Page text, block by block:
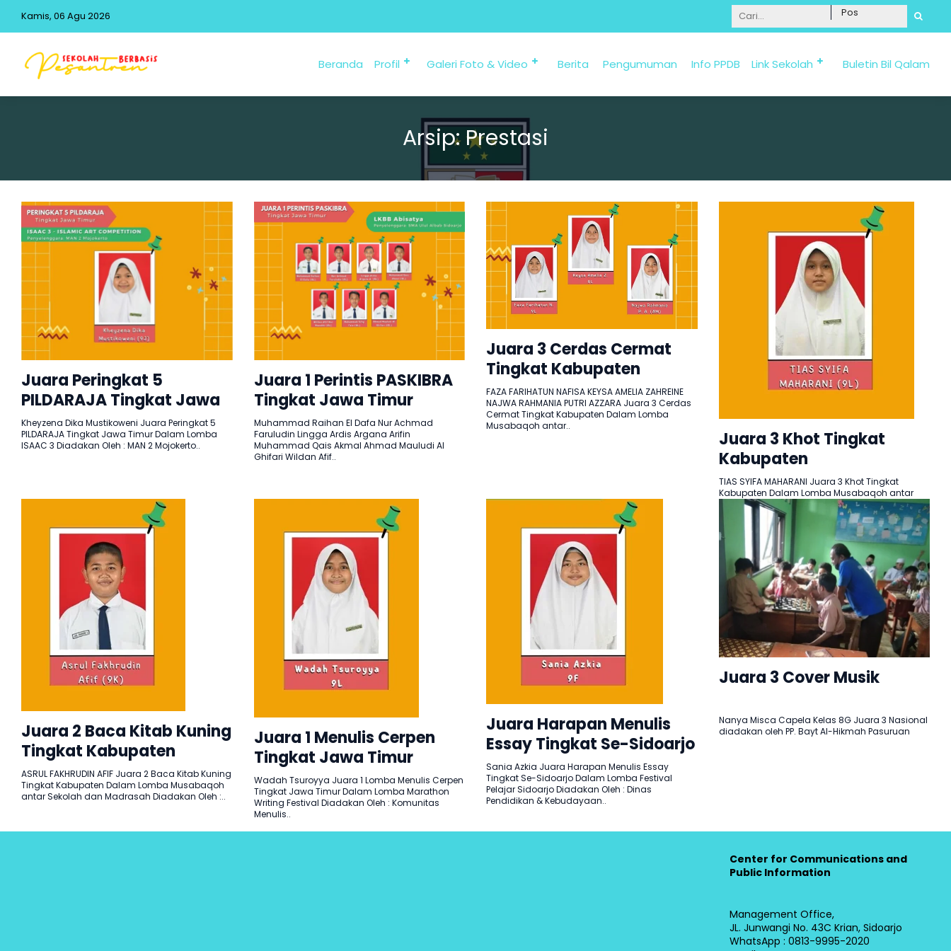
Kamis, 06 Agu 2026 Informasi Penerimaan Santri Baru 2025/2026
Beranda Profil Galeri Foto & Video Berita Pengumuman Info PPDB Link Sekolah Buletin Bil Qalam
Arsip:Prestasi
Juara Peringkat 5
PILDARAJA Tingkat Jawa
Timur
Kheyzena Dika Mustikoweni Juara Peringkat 5
PILDARAJA Tingkat Jawa Timur Dalam Lomba
ISAAC 3 Diadakan Oleh : MAN 2 Mojokerto..
Juara 1 Perintis PASKIBRA
Tingkat Jawa Timur
Muhammad Raihan El Dafa Nur Achmad
Faruludin Lingga Ardis Argana Arifin
Muhammad Qais Akmal Ahmad Mauludi Al
Ghifari Wildan Afif..
Juara 3 Cerdas Cermat
Tingkat Kabupaten
FAZA FARIHATUN NAFISA KEYSA AMELIA ZAHREINE
NAJWA RAHMANIA PUTRI AZZARA Juara 3 Cerdas
Cermat Tingkat Kabupaten Dalam Lomba
Musabaqoh antar..
Juara 3 Khot Tingkat
Kabupaten
TIAS SYIFA MAHARANI Juara 3 Khot Tingkat
Kabupaten Dalam Lomba Musabaqoh antar
Sekolah dan Madrasah Diadakan Oleh : TMTB
Pesantren..
Juara 2 Baca Kitab Kuning
Tingkat Kabupaten
ASRUL FAKHRUDIN AFIF Juara 2 Baca Kitab Kuning
Tingkat Kabupaten Dalam Lomba Musabaqoh
antar Sekolah dan Madrasah Diadakan Oleh :..
Juara 1 Menulis Cerpen
Tingkat Jawa Timur
Wadah Tsuroyya Juara 1 Lomba Menulis Cerpen
Tingkat Jawa Timur Dalam Lomba Marathon
Writing Festival Diadakan Oleh : Komunitas
Menulis..
Juara Harapan Menulis
Essay Tingkat Se-Sidoarjo
Sania Azkia Juara Harapan Menulis Essay
Tingkat Se-Sidoarjo Dalam Lomba Festival
Pelajar Sidoarjo Diadakan Oleh : Dinas
Pendidikan & Kebudayaan..
Juara 3 Cover Musik
Nanya Misca Capela Kelas 8G Juara 3 Nasional
diadakan oleh PP. Bayt Al-Hikmah Pasuruan
Center for Communications and
Public Information
Management Office,
JL. Junwangi No. 43C Krian, Sidoarjo
WhatsApp : 0813-9995-2020